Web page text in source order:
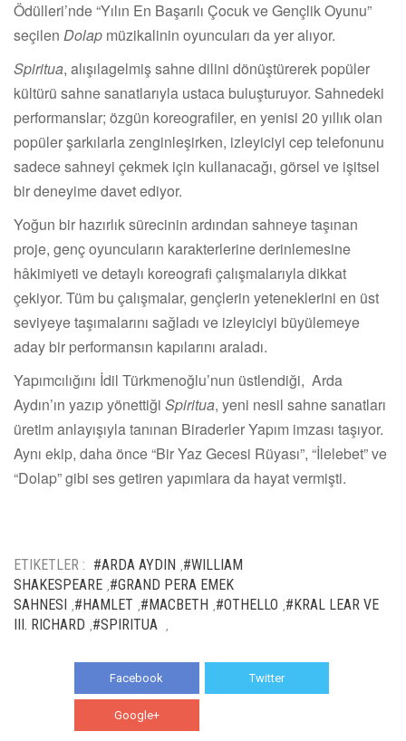
Ödülleri’nde “Yılın En Başarılı Çocuk ve Gençlik Oyunu”
seçilen Dolap müzikalinin oyuncuları da yer alıyor.
Spiritua, alışılagelmiş sahne dilini dönüştürerek popüler
kültürü sahne sanatlarıyla ustaca buluşturuyor. Sahnedeki
performanslar; özgün koreografiler, en yenisi 20 yıllık olan
popüler şarkılarla zenginleşirken, izleyiciyi cep telefonunu
sadece sahneyi çekmek için kullanacağı, görsel ve işitsel
bir deneyime davet ediyor.
Yoğun bir hazırlık sürecinin ardından sahneye taşınan
proje, genç oyuncuların karakterlerine derinlemesine
hâkimiyeti ve detaylı koreografi çalışmalarıyla dikkat
çekiyor. Tüm bu çalışmalar, gençlerin yeteneklerini en üst
seviyeye taşımalarını sağladı ve izleyiciyi büyülemeye
aday bir performansın kapılarını araladı.
Yapımcılığını İdil Türkmenoğlu’nun üstlendiği, Arda
Aydın’ın yazıp yönettiği Spiritua, yeni nesil sahne sanatları
üretim anlayışıyla tanınan Biraderler Yapım imzası taşıyor.
Aynı ekip, daha önce “Bir Yaz Gecesi Rüyası”, “İlelebet” ve
“Dolap” gibi ses getiren yapımlara da hayat vermişti.
ETIKETLER : #ARDA AYDIN #WILLIAM
SHAKESPEARE #GRAND PERA EMEK
SAHNESI #HAMLET #MACBETH #OTHELLO #KRAL LEAR VE
III. RICHARD #SPIRITUA
Facebook Twitter
Google+